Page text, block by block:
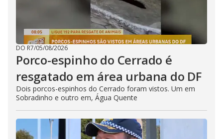
DO R7/05/08/2026
Porco-espinho do Cerrado é
resgatado em área urbana do DF
Dois porcos-espinhos do Cerrado foram vistos. Um em
Sobradinho e outro em, Água Quente